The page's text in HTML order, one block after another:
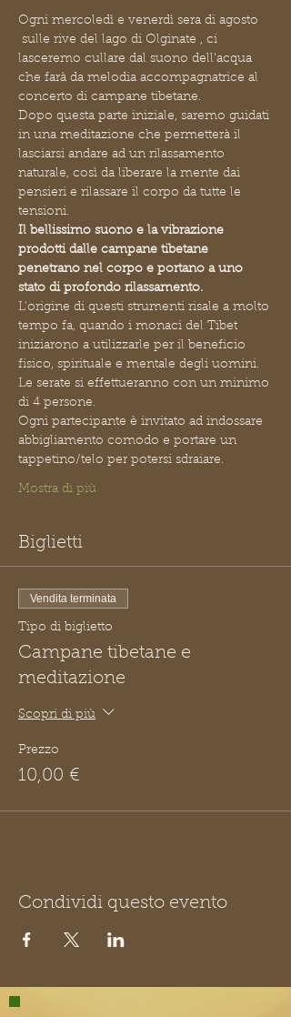
Ogni mercoledì e venerdì sera di agosto
sulle rive del lago di Olginate , ci
lasceremo cullare dal suono dell'acqua
che farà da melodia accompagnatrice al
concerto di campane tibetane.
Dopo questa parte iniziale, saremo guidati
in una meditazione che permetterà il
lasciarsi andare ad un rilassamento
naturale, così da liberare la mente dai
pensieri e rilassare il corpo da tutte le
tensioni.
Il bellissimo suono e la vibrazione
prodotti dalle campane tibetane
penetrano nel corpo e portano a uno
stato di profondo rilassamento.
L'origine di questi strumenti risale a molto
tempo fa, quando i monaci del Tibet
iniziarono a utilizzarle per il beneficio
fisico, spirituale e mentale degli uomini.
Le serate si effettueranno con un minimo
di 4 persone.
Ogni partecipante è invitato ad indossare
abbigliamento comodo e portare un
tappetino/telo per potersi sdraiare.
Mostra di più
Biglietti
Vendita terminata
Tipo di biglietto
Campane tibetane e
meditazione
Scopri di più
Prezzo
10,00 €
Condividi questo evento